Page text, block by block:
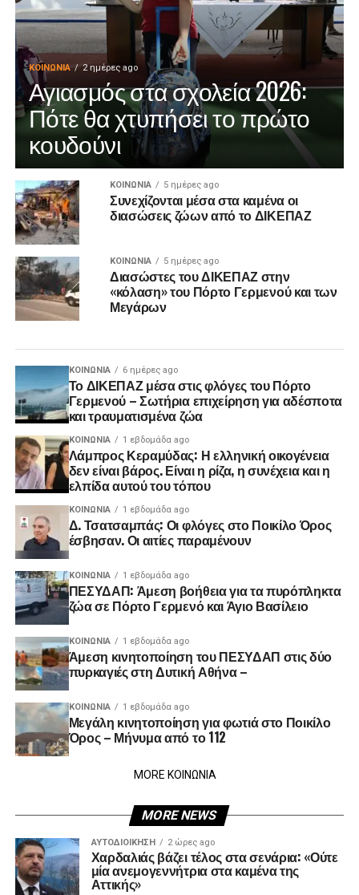
ΚΟΙΝΩΝΊΑ 2 ημέρες ago
Αγιασμός στα σχολεία 2026:
Πότε θα χτυπήσει το πρώτο
κουδούνι
ΚΟΙΝΩΝΊΑ 5 ημέρες ago
Συνεχίζονται μέσα στα καμένα οι
διασώσεις ζώων από το ΔΙΚΕΠΑΖ
ΚΟΙΝΩΝΊΑ 5 ημέρες ago
Διασώστες του ΔΙΚΕΠΑΖ στην
«κόλαση» του Πόρτο Γερμενού και των
Μεγάρων
ΚΟΙΝΩΝΊΑ 6 ημέρες ago
Το ΔΙΚΕΠΑΖ μέσα στις φλόγες του Πόρτο
Γερμενού – Σωτήρια επιχείρηση για αδέσποτα
και τραυματισμένα ζώα
ΚΟΙΝΩΝΊΑ 1 εβδομάδα ago
Λάμπρος Κεραμύδας: Η ελληνική οικογένεια
δεν είναι βάρος. Είναι η ρίζα, η συνέχεια και η
ελπίδα αυτού του τόπου
ΚΟΙΝΩΝΊΑ 1 εβδομάδα ago
Δ. Τσατσαμπάς: Οι φλόγες στο Ποικίλο Όρος
έσβησαν. Οι αιτίες παραμένουν
ΚΟΙΝΩΝΊΑ 1 εβδομάδα ago
ΠΕΣΥΔΑΠ: Άμεση βοήθεια για τα πυρόπληκτα
ζώα σε Πόρτο Γερμενό και Άγιο Βασίλειο
ΚΟΙΝΩΝΊΑ 1 εβδομάδα ago
Άμεση κινητοποίηση του ΠΕΣΥΔΑΠ στις δύο
πυρκαγιές στη Δυτική Αθήνα –
ΚΟΙΝΩΝΊΑ 1 εβδομάδα ago
Μεγάλη κινητοποίηση για φωτιά στο Ποικίλο
Όρος – Μήνυμα από το 112
MORE ΚΟΙΝΩΝΙΑ
MORE NEWS
ΑΥΤΟΔΙΟΊΚΗΣΗ 2 ώρες ago
Χαρδαλιάς βάζει τέλος στα σενάρια: «Ούτε
μία ανεμογεννήτρια στα καμένα της
Αττικής»